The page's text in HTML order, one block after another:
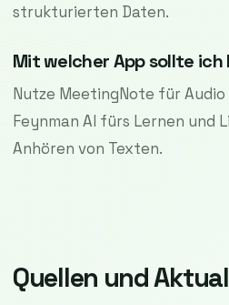
strukturierten Daten.
Mit welcher App sollte ich
Nutze MeetingNote für
Feynman AI fürs Lernen und
Anhören von Texten.
Quellen und